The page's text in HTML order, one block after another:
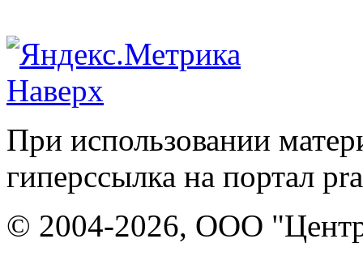
Наверх
При использовании
гиперссылка на портал
© 2004-2026, ООО "Центр